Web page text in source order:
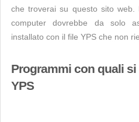
che troverai su questo sito web.
computer dovrebbe da solo
installato con il file YPS che non
Programmi con quali
YPS